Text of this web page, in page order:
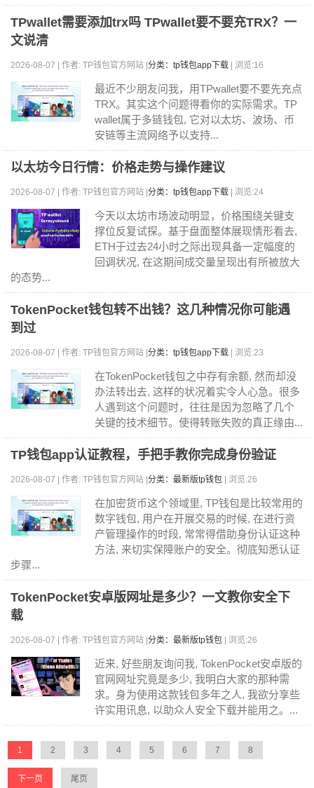
TPwallet需要添加trx吗 TPwallet要不要充TRX？一
文说清
2026-08-07 | 作者: TP钱包官方网站 | 分类：tp钱包app下载 | 浏览:16
最近不少朋友问我，用TPwallet要不要先充点
TRX。其实这个问题得看你的实际需求。TP
wallet属于多链钱包, 它对以太坊、波场、币
安链等主流网络予以支持...
以太坊今日行情：价格走势与操作建议
2026-08-07 | 作者: TP钱包官方网站 | 分类：tp钱包app下载 | 浏览:24
今天以太坊市场波动明显，价格围绕关键支
撑位反复试探。基于盘面整体展现情形看去,
ETH于过去24小时之际出现具备一定幅度的
回调状况, 在这期间成交量呈现出有所被放大
的态势...
TokenPocket钱包转不出钱？这几种情况你可能遇
到过
2026-08-07 | 作者: TP钱包官方网站 | 分类：tp钱包app下载 | 浏览:23
在TokenPocket钱包之中存有余额, 然而却没
办法转出去, 这样的状况着实令人心急。很多
人遇到这个问题时，往往是因为忽略了几个
关键的技术细节。使得转账失败的真正缘由...
TP钱包app认证教程，手把手教你完成身份验证
2026-08-07 | 作者: TP钱包官方网站 | 分类：最新版tp钱包 | 浏览:26
在加密货币这个领域里, TP钱包是比较常用的
数字钱包, 用户在开展交易的时候, 在进行资
产管理操作的时段, 常常得借助身份认证这种
方法, 来切实保障账户的安全。彻底知悉认证
步骤...
TokenPocket安卓版网址是多少？一文教你安全下
载
2026-08-07 | 作者: TP钱包官方网站 | 分类：最新版tp钱包 | 浏览:26
近来, 好些朋友询问我, TokenPocket安卓版的
官网网址究竟是多少, 我明白大家的那种需
求。身为使用这款钱包多年之人, 我欲分享些
许实用讯息, 以助众人安全下载并能用之。...
1 2 3 4 5 6 7 8
下一页 尾页